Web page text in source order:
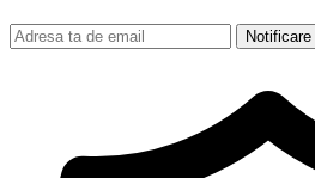
Notificare